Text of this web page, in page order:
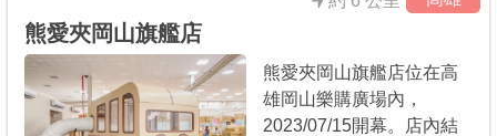
熊愛夾岡山旗艦店
熊愛夾岡山旗艦店位在高
雄岡山樂購廣場內，
2023/07/15開幕。店內結